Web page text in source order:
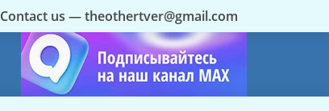
Contact us — theothertver@gmail.com